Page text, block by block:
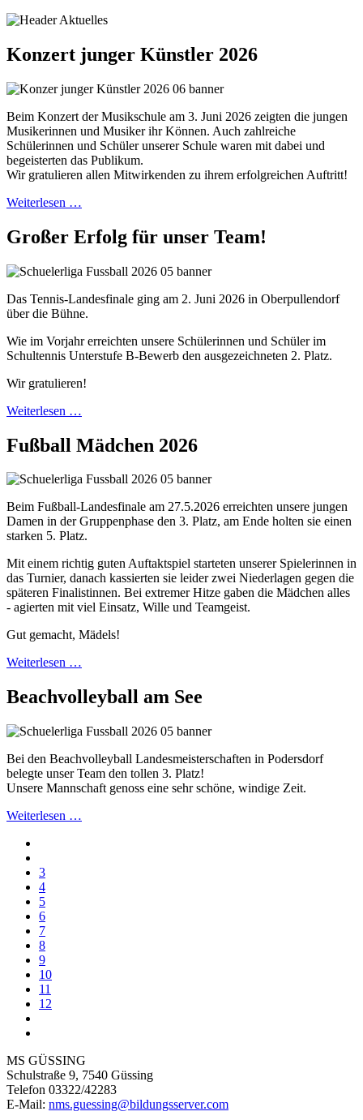
Konzert junger Künstler 2026
Beim Konzert der Musikschule am 3. Juni 2026 zeigten die jungen
Musikerinnen und Musiker ihr Können. Auch zahlreiche
Schülerinnen und Schüler unserer Schule waren mit dabei und
begeisterten das Publikum.
Wir gratulieren allen Mitwirkenden zu ihrem erfolgreichen Auftritt!
Weiterlesen …
Großer Erfolg für unser Team!
Das Tennis-Landesfinale ging am 2. Juni 2026 in Oberpullendorf
über die Bühne.
Wie im Vorjahr erreichten unsere Schülerinnen und Schüler im
Schultennis Unterstufe B-Bewerb den ausgezeichneten 2. Platz.
Wir gratulieren!
Weiterlesen …
Fußball Mädchen 2026
Beim Fußball-Landesfinale am 27.5.2026 erreichten unsere jungen
Damen in der Gruppenphase den 3. Platz, am Ende holten sie einen
starken 5. Platz.
Mit einem richtig guten Auftaktspiel starteten unserer Spielerinnen in
das Turnier, danach kassierten sie leider zwei Niederlagen gegen die
späteren Finalistinnen. Bei extremer Hitze gaben die Mädchen alles
- agierten mit viel Einsatz, Wille und Teamgeist.
Gut gemacht, Mädels!
Weiterlesen …
Beachvolleyball am See
Bei den Beachvolleyball Landesmeisterschaften in Podersdorf
belegte unser Team den tollen 3. Platz!
Unsere Mannschaft genoss eine sehr schöne, windige Zeit.
Weiterlesen …
3
4
5
6
7
8
9
10
11
12
MS GÜSSING
Schulstraße 9, 7540 Güssing
Telefon 03322/42283
E-Mail: nms.guessing@bildungsserver.com